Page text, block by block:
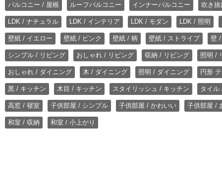
バルコニー / 屋根 ルーフバルコニー インナーバルコニー 吹き
LDK / ナチュラル LDK / インテリア LDK / モダン LDK / 照明
壁紙 / イエロー 壁紙 / ピンク 壁紙 / 柄 壁紙 / ストライプ 壁
シンプル / リビング おしゃれ / リビング 収納 / リビング 照明 /
おしゃれ / ダイニング 木 / ダイニング 照明 / ダイニング 円形
黒 / キッチン 木目 / キッチン スタイリッシュ / キッチン タイル
高窓 / 寝室 子供部屋 / シンプル 子供部屋 / かわいい 子供部屋 /
和室 / 収納 和室 / 小上がり